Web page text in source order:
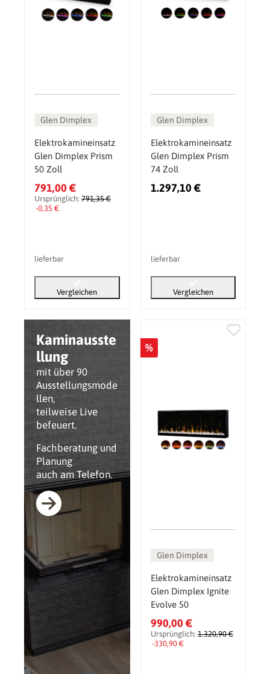
Kaminausste
llung
mit über 90
Ausstellungsmode
llen,
teilweise Live
befeuert.
Fachberatung und
Planung
auch am Telefon.
Glen Dimplex
Elektrokamineinsatz
Glen Dimplex Prism
50 Zoll
791,00 €
Ursprünglich: 791,35 €
-0,35 €
lieferbar
Vergleichen
Glen Dimplex
Elektrokamineinsatz
Glen Dimplex Prism
74 Zoll
1.297,10 €
lieferbar
Vergleichen
%
Glen Dimplex
Elektrokamineinsatz
Glen Dimplex Ignite
Evolve 50
990,00 €
Ursprünglich:1.320,90 €
-330,90 €